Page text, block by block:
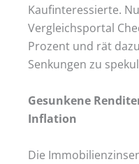
Kaufinteressierte.
Vergleichsportal
Prozent und rät
Senkungen zu
Gesunkene
Inflation
Die